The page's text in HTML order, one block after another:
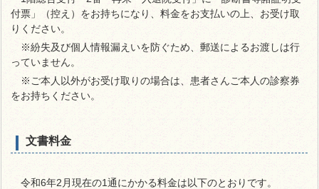
付票」（控え）をお持ちになり、料金をお支払いの上、お受け取
りください。
※紛失及び個人情報漏えいを防ぐため、郵送によるお渡しは行
っていません。
※ご本人以外がお受け取りの場合は、患者さんご本人の診察券
をお持ちください。
文書料金
令和6年2月現在の1通にかかる料金は以下のとおりです。